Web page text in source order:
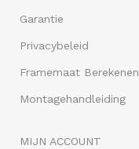
Garantie
Privacybeleid
Framemaat Berekenen
Montagehandleiding
MIJN ACCOUNT